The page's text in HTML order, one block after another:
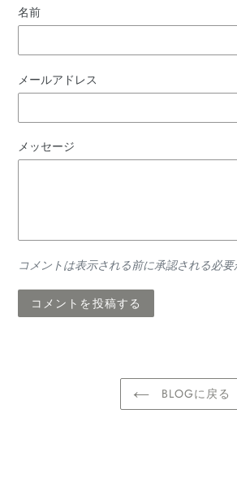
名前
メールアドレス
メッセージ
コメントは表示される前に承認される必要
BLOGに戻る